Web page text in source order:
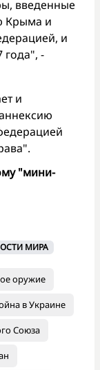
введенные
Крыма и
и
года", -
и
"мини-
МИРА
оружие
в Украине
Союза